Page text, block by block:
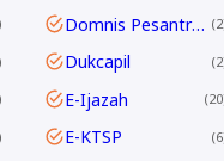
Domnis Pesantren Ramadhan 2
Dukcapil 2
E-Ijazah 20
E-KTSP 6